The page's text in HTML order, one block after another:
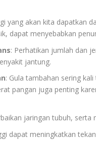
yang akan kita dapatkan
dapat menyebabkan
: Perhatikan jumlah dan
jantung.
: Gula tambahan sering
pangan juga penting
jaringan tubuh, serta
dapat meningkatkan